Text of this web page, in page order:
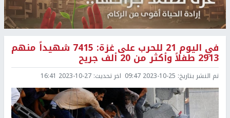
في اليوم 21 للحرب على غزة: 7415 شهيداً منهم
2913 طفلاً وأكثر من 20 ألف جريح
تم النشر بتاريخ: 2023-10-25 09:47 اخر تحديث: 2023-10-27 16:41